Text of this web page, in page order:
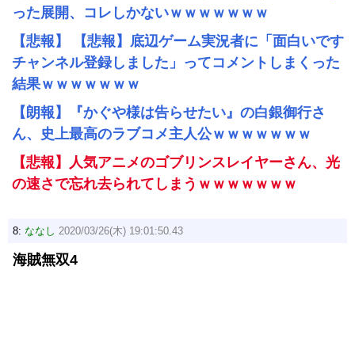
った展開、コレしかないｗｗｗｗｗｗｗ
【悲報】 【悲報】底辺ゲーム実況者に「面白いです
チャンネル登録しました」ってコメントしまくった
結果ｗｗｗｗｗｗｗ
【朗報】『かぐや様は告らせたい』の白銀御行さ
ん、史上最高のラブコメ主人公ｗｗｗｗｗｗｗ
【悲報】人気アニメのゴブリンスレイヤーさん、光
の速さで忘れ去られてしまうｗｗｗｗｗｗｗ
8: ななし 2020/03/26(木) 19:01:50.43
海賊無双4